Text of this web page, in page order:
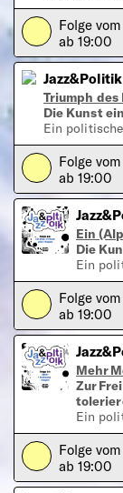
Play Folge
ab 19:00
Triumph des
Die Kunst
Ein
Play Folge
ab 19:00
Ein
Die
Ein
Play Folge
ab 19:00
Mehr
Zur
Ein
Play Folge
ab 19:00